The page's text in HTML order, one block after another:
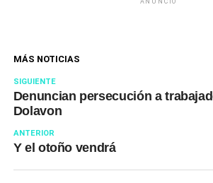
ANUNCIO
MÁS NOTICIAS
SIGUIENTE
Denuncian persecución a
Dolavon
ANTERIOR
Y el otoño vendrá